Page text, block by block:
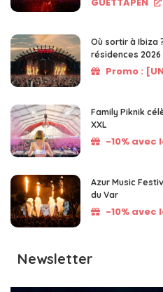
Où sortir à Ibiza
résidences 2026
Promo :
Family Piknik
XXL
-10% avec
Azur Music
du Var
-10% avec
Newsletter